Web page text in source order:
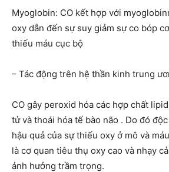
Myoglobin: CO kết hợp với
oxy dẫn đến sự suy giảm sự co bóp
thiếu máu cục bộ
– Tác động trên hệ thần kinh trung
CO gây peroxid hóa các hợp chất
tử và thoái hóa tế bào não . Do đó
hậu quả của sự thiếu oxy ở mô và
là cơ quan tiêu thụ oxy cao và nhạy
ảnh hưởng trầm trọng.